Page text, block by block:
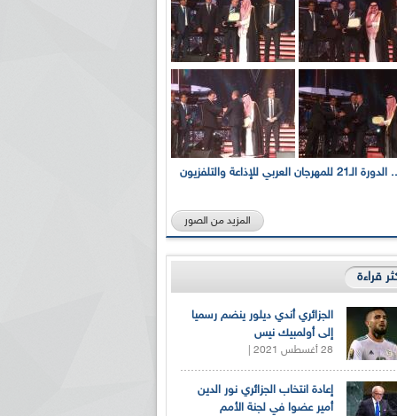
بالصور... الدورة الـ21 للمهرجان العربي للإذاعة والتلفزيون
المزيد من الصور
قراءة
الجزائري أندي ديلور ينضم رسميا
إلى أولمبيك نيس
28 أغسطس 2021 |
إعادة انتخاب الجزائري نور الدين
أمير عضوا في لجنة الأمم